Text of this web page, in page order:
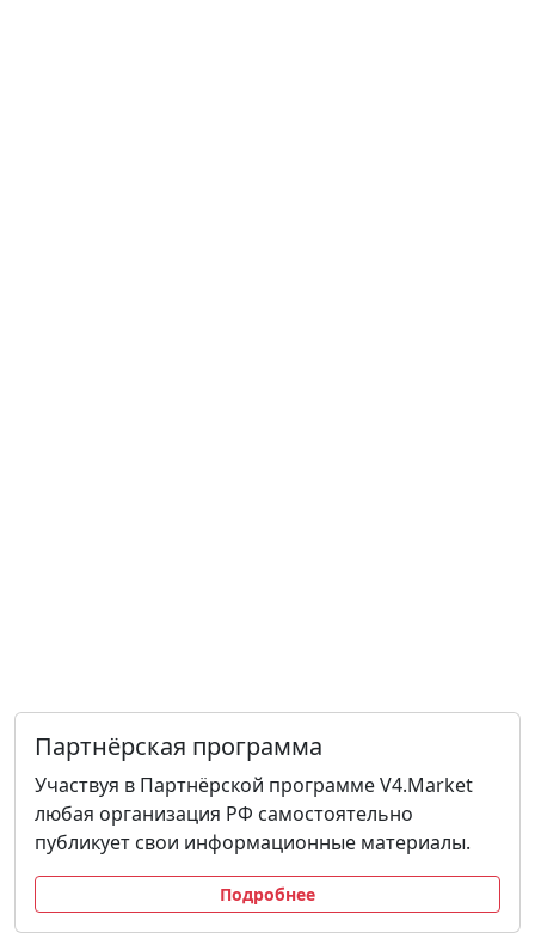
Партнёрская программа
Участвуя в Партнёрской программе V4.Market
любая организация РФ самостоятельно
публикует свои информационные материалы.
Подробнее